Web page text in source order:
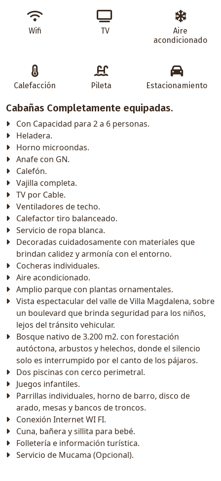
Wifi TV
Aire
acondicionado
Calefacción Pileta Estacionamiento
Cabañas Completamente equipadas.
Con Capacidad para 2 a 6 personas.
Heladera.
Horno microondas.
Anafe con GN.
Calefón.
Vajilla completa.
TV por Cable.
Ventiladores de techo.
Calefactor tiro balanceado.
Servicio de ropa blanca.
Decoradas cuidadosamente con materiales que
brindan calidez y armonía con el entorno.
Cocheras individuales.
Aire acondicionado.
Amplio parque con plantas ornamentales.
Vista espectacular del valle de Villa Magdalena, sobre
un boulevard que brinda seguridad para los niños,
lejos del tránsito vehicular.
Bosque nativo de 3.200 m2. con forestación
autóctona, arbustos y helechos, donde el silencio
solo es interrumpido por el canto de los pájaros.
Dos piscinas con cerco perimetral.
Juegos infantiles.
Parrillas individuales, horno de barro, disco de
arado, mesas y bancos de troncos.
Conexión Internet WI FI.
Cuna, bañera y sillita para bebé.
Folletería e información turística.
Servicio de Mucama (Opcional).